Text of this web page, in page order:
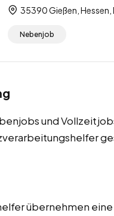
35390 Gießen,
Nebenjob
und
übernehmen